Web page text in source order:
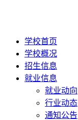
学校首页
学校概况
招生信息
就业信息
就业动向
行业动态
通知公告